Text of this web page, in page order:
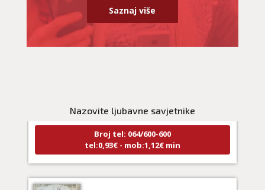
Saznaj više
Nazovite ljubavne savjetnike
Broj tel: 064/600-600
tel:0,93€ - mob:1,12€ min